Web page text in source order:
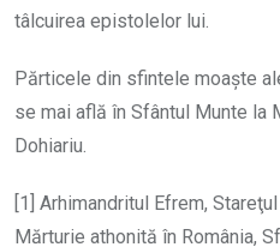
tâlcuirea epistolelor lui.
Părticele din sfintele moaşte
se mai află în Sfântul Munte la
Dohiariu.
[1] Arhimandritul Efrem,
Mărturie athonită în România,